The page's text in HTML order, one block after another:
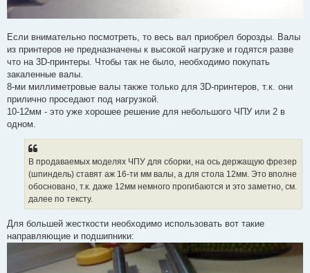
Если внимательно посмотреть, то весь вал приобрел борозды. Валы
из принтеров не предназначены к высокой нагрузке и годятся разве
что на 3D-принтеры. Чтобы так не было, необходимо покупать
закаленные валы.
8-ми миллиметровые валы также только для 3D-принтеров, т.к. они
прилично проседают под нагрузкой.
10-12мм - это уже хорошее решение для небольшого ЧПУ или 2 в
одном.
В продаваемых моделях ЧПУ для сборки, на ось держащую фрезер
(шпиндель) ставят аж 16-ти мм валы, а для стола 12мм. Это вполне
обосновано, т.к. даже 12мм немного прогибаются и это заметно, см.
далее по тексту.
Для большей жесткости необходимо использовать вот такие
направляющие и подшипники: